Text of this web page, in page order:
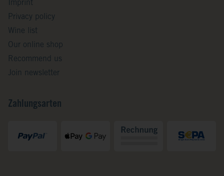
Imprint
Privacy policy
Wine list
Our online shop
Recommend us
Join newsletter
Zahlungsarten